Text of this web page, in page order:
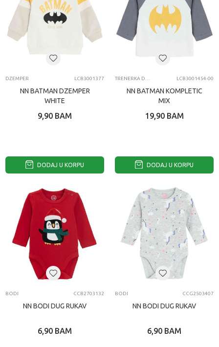
DZEMPER LCB3001377
NN BATMAN DZEMPER
WHITE
9,90 BAM
DODAJ U KORPU
LCB3001454-00
NN BATMAN KOMPLETIC
MIX
19,90 BAM
DODAJ U KORPU
BODI CCB2703132
NN BODI DUG RUKAV
6,90 BAM
BODI CCG2503407
NN BODI DUG RUKAV
6,90 BAM